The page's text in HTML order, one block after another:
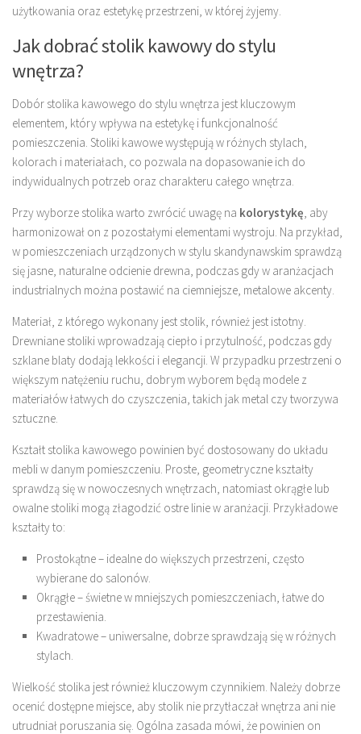
użytkowania oraz estetykę przestrzeni, w której żyjemy.
Jak dobrać stolik kawowy do stylu
wnętrza?
Dobór stolika kawowego do stylu wnętrza jest kluczowym
elementem, który wpływa na estetykę i funkcjonalność
pomieszczenia. Stoliki kawowe występują w różnych stylach,
kolorach i materiałach, co pozwala na dopasowanie ich do
indywidualnych potrzeb oraz charakteru całego wnętrza.
Przy wyborze stolika warto zwrócić uwagę na kolorystykę , aby
harmonizował on z pozostałymi elementami wystroju. Na przykład,
w pomieszczeniach urządzonych w stylu skandynawskim sprawdzą
się jasne, naturalne odcienie drewna, podczas gdy w aranżacjach
industrialnych można postawić na ciemniejsze, metalowe akcenty.
Materiał, z którego wykonany jest stolik, również jest istotny.
Drewniane stoliki wprowadzają ciepło i przytulność, podczas gdy
szklane blaty dodają lekkości i elegancji. W przypadku przestrzeni o
większym natężeniu ruchu, dobrym wyborem będą modele z
materiałów łatwych do czyszczenia, takich jak metal czy tworzywa
sztuczne.
Kształt stolika kawowego powinien być dostosowany do układu
mebli w danym pomieszczeniu. Proste, geometryczne kształty
sprawdzą się w nowoczesnych wnętrzach, natomiast okrągłe lub
owalne stoliki mogą złagodzić ostre linie w aranżacji. Przykładowe
kształty to:
Prostokątne – idealne do większych przestrzeni, często
wybierane do salonów.
Okrągłe – świetne w mniejszych pomieszczeniach, łatwe do
przestawienia.
Kwadratowe – uniwersalne, dobrze sprawdzają się w różnych
stylach.
Wielkość stolika jest również kluczowym czynnikiem. Należy dobrze
ocenić dostępne miejsce, aby stolik nie przytłaczał wnętrza ani nie
utrudniał poruszania się. Ogólna zasada mówi, że powinien on